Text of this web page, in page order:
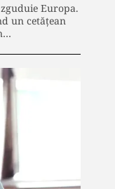
Europa.
un cetățean